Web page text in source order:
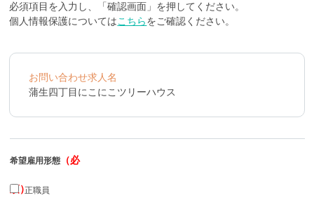
必須項目を入力し、「確認画面」を押してください。
個人情報保護についてはこちらをご確認ください。
お問い合わせ求人名
蒲生四丁目にこにこツリーハウス
希望雇用形態（必
須）正職員